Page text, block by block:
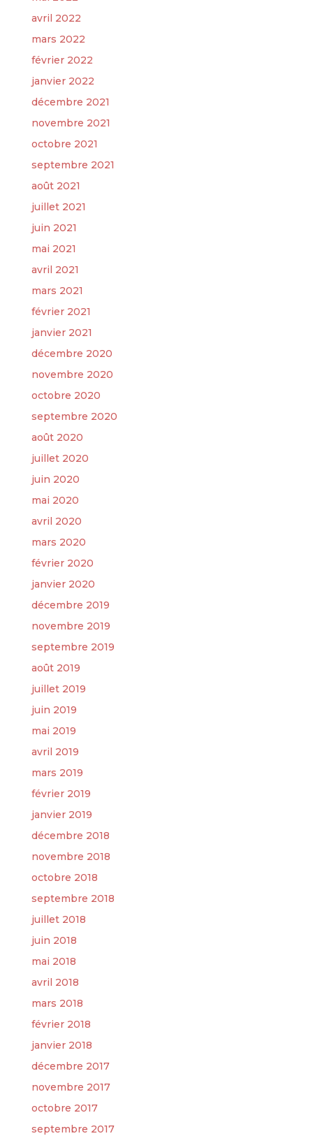
avril 2022
mars 2022
février 2022
janvier 2022
décembre 2021
novembre 2021
octobre 2021
septembre 2021
août 2021
juillet 2021
juin 2021
mai 2021
avril 2021
mars 2021
février 2021
janvier 2021
décembre 2020
novembre 2020
octobre 2020
septembre 2020
août 2020
juillet 2020
juin 2020
mai 2020
avril 2020
mars 2020
février 2020
janvier 2020
décembre 2019
novembre 2019
septembre 2019
août 2019
juillet 2019
juin 2019
mai 2019
avril 2019
mars 2019
février 2019
janvier 2019
décembre 2018
novembre 2018
octobre 2018
septembre 2018
juillet 2018
juin 2018
mai 2018
avril 2018
mars 2018
février 2018
janvier 2018
décembre 2017
novembre 2017
octobre 2017
septembre 2017